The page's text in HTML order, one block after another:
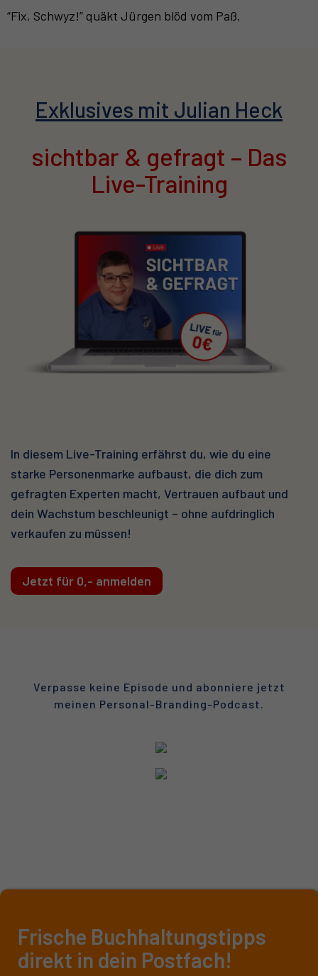
“Fix, Schwyz!” quäkt Jürgen blöd vom Paß.
Exklusives mit Julian Heck
sichtbar & gefragt – Das
Live-Training
In diesem Live-Training erfährst du, wie du eine
starke Personenmarke aufbaust, die dich zum
gefragten Experten macht, Vertrauen aufbaut und
dein Wachstum beschleunigt – ohne aufdringlich
verkaufen zu müssen!
Jetzt für 0,- anmelden
Verpasse keine Episode und abonniere jetzt
meinen Personal-Branding-Podcast.
Frische Buchhaltungstipps
direkt in dein Postfach!